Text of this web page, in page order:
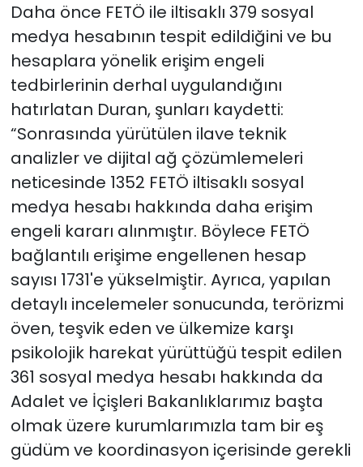
Daha önce FETÖ ile iltisaklı 379 sosyal
medya hesabının tespit edildiğini ve bu
hesaplara yönelik erişim engeli
tedbirlerinin derhal uygulandığını
hatırlatan Duran, şunları kaydetti:
“Sonrasında yürütülen ilave teknik
analizler ve dijital ağ çözümlemeleri
neticesinde 1352 FETÖ iltisaklı sosyal
medya hesabı hakkında daha erişim
engeli kararı alınmıştır. Böylece FETÖ
bağlantılı erişime engellenen hesap
sayısı 1731'e yükselmiştir. Ayrıca, yapılan
detaylı incelemeler sonucunda, terörizmi
öven, teşvik eden ve ülkemize karşı
psikolojik harekat yürüttüğü tespit edilen
361 sosyal medya hesabı hakkında da
Adalet ve İçişleri Bakanlıklarımız başta
olmak üzere kurumlarımızla tam bir eş
güdüm ve koordinasyon içerisinde gerekli